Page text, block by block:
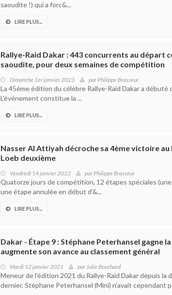
saoudite !) qui a forc&...
LIRE PLUS...
Rallye-Raid Dakar : 443 concurrents au départ
saoudite, pour deux semaines de compétition
Dimanche 1er janvier 2023 parPhilippe Brasseur
La 45éme édition du célèbre Rallye-Raid Dakar a débuté
L’événement constitue la ...
LIRE PLUS...
Nasser Al Attiyah décroche sa 4ème victoire au
Loeb deuxième
Vendredi 14 janvier 2022 parPhilippe Brasseur
Quatorze jours de compétition, 12 étapes spéciales
une étape annulée en début d’&...
LIRE PLUS...
Dakar - Étape 9 : Stéphane Peterhansel gagne
augmente son avance au classement général
Mardi 12 janvier 2021 parJulie Bouchard
Meneur de l’édition 2021 du Rallye-Raid Dakar depuis la
dernier, Stéphane Peterhansel (Mini) n’avait cependant